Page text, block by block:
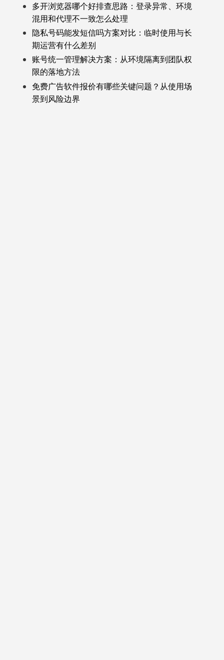
多开浏览器哪个好排查思路：登录异常、环境
混用和代理不一致怎么处理
隐私号码能发短信吗方案对比：临时使用与长
期运营有什么差别
账号统一管理解决方案：从环境隔离到团队权
限的落地方法
免费广告软件报价有哪些关键问题？从使用场
景到风险边界